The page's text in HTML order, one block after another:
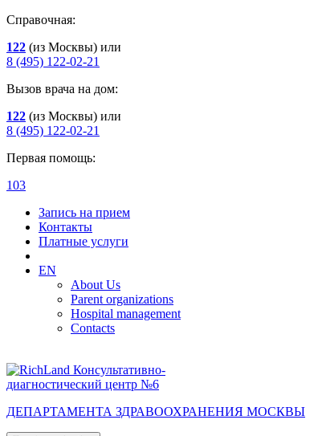
Справочная:
122 (из Москвы) или
8 (495) 122-02-21
Вызов врача на дом:
122 (из Москвы) или
8 (495) 122-02-21
Первая помощь:
103
Запись на прием
Контакты
Платные услуги
EN
About Us
Parent organizations
Hospital management
Contacts
Консультативно-
диагностический центр №6
ДЕПАРТАМЕНТА ЗДРАВООХРАНЕНИЯ МОСКВЫ